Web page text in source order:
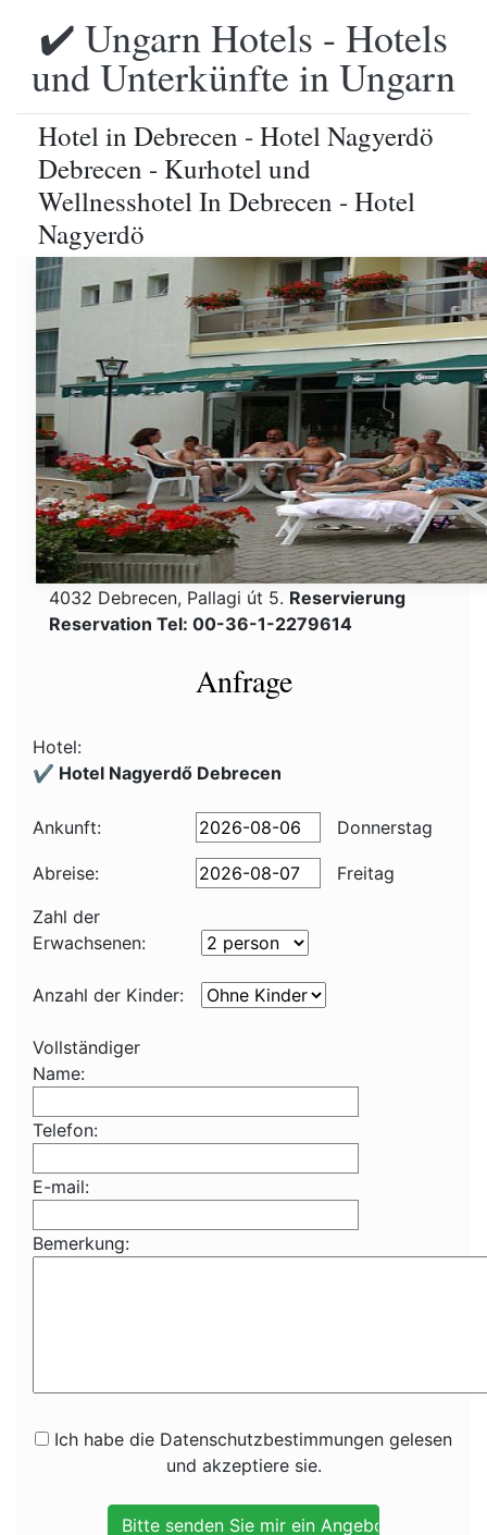
✔️ Ungarn Hotels - Hotels
und Unterkünfte in Ungarn
Hotel in Debrecen - Hotel Nagyerdö
Debrecen - Kurhotel und
Wellnesshotel In Debrecen - Hotel
Nagyerdö
4032 Debrecen, Pallagi út 5. Reservierung
Reservation Tel: 00-36-1-2279614
Anfrage
Hotel:
✔️ Hotel Nagyerdő Debrecen
Ankunft: Donnerstag
Abreise:
Freitag
Zahl der
Erwachsenen:
Anzahl der Kinder:
Vollständiger
Name:
Telefon:
E-mail:
Bemerkung:
Ich habe die Datenschutzbestimmungen gelesen
und akzeptiere sie.